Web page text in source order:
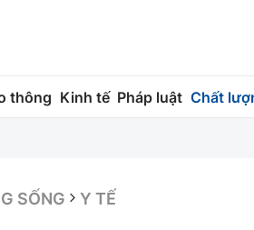
thông Kinh tế Pháp luật Chất
Chỉ đạo điều hành
SỐNG Y TẾ